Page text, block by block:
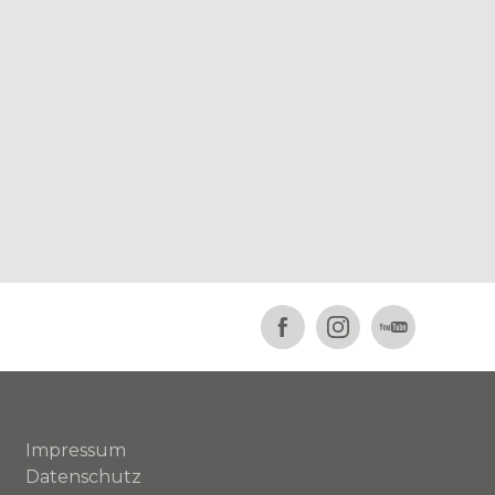
Impressum
Datenschutz